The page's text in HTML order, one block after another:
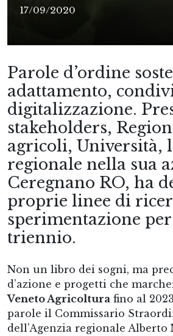
17/09/2020
Parole d’ordine
adattamento,
digitalizzazione.
stakeholders,
agricoli, Università,
regionale nella sua
Ceregnano RO, ha
proprie linee di
sperimentazione
triennio.
Non un libro dei sogni, ma
d’azione e progetti che
Veneto Agricoltura fino al
parole il Commissario
dell’Agenzia regionale Alberto